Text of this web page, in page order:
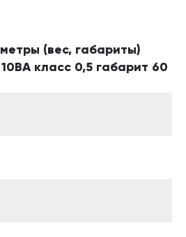
(вес, габариты)
класс 0,5 габарит 60